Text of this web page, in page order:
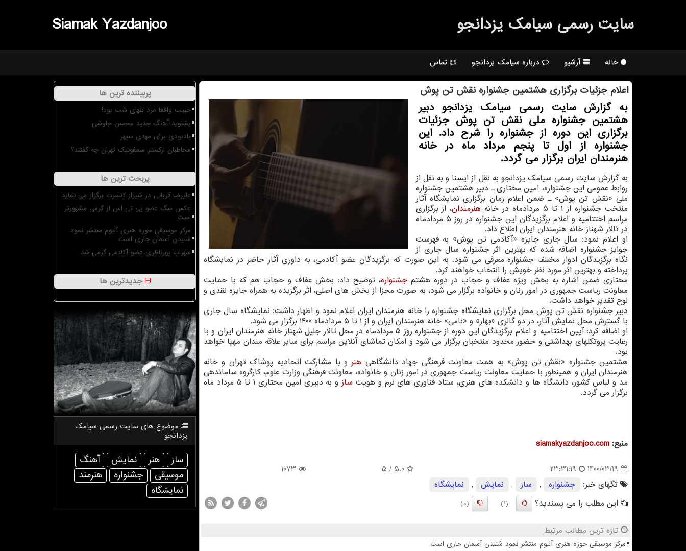
Siamak Yazdanjoo سایت رسمی سیامك یزدانجو
خانه آرشیو درباره سیامک یزدانجو تماس
اعلام جزئیات برگزاری هشتمین جشنواره نقش تن پوش
به گزارش سایت رسمی سیامک یزدانجو دبیر
هشتمین جشنواره ملی نقش تن پوش جزئیات
برگزاری این دوره از جشنواره را شرح داد. این
جشنواره از اول تا پنجم مرداد ماه در خانه
هنرمندان ایران برگزار می گردد.
به گزارش سایت رسمی سیامک یزدانجو به نقل از ایسنا و به نقل از
روابط عمومی این جشنواره، امین مختاری ـ دبیر هشتمین جشنواره
ملی «نقش تن پوش» ـ ضمن اعلام زمان برگزاری نمایشگاه آثار
منتخب جشنواره از ۱ تا ۵ مردادماه در خانه
هنرمندان، از برگزاری
مراسم اختتامیه و اعلام برگزیدگان این جشنواره در روز ۵ مردادماه
در تالار شهناز خانه هنرمندان ایران اطلاع داد.
او اعلام نمود: سال جاری جایزه «آکادمی تن پوش» به فهرست
جوایز جشنواره اضافه شده که بهترین اثر جشنواره سال جاری از
نگاه برگزیدگان ادوار مختلف جشنواره معرفی می شود. به این صورت که برگزیدگان عضو آکادمی، به داوری آثار حاضر در نمایشگاه
پرداخته و بهترین اثر مورد نظر خویش را انتخاب خواهند کرد.
مختاری ضمن اشاره به بخش ویژه عفاف و حجاب در دوره هشتم جشنواره، توضیح داد: بخش عفاف و حجاب هم که با حمایت
معاونت ریاست جمهوری در امور زنان و خانواده برگزار می شود، به صورت مجزا از بخش های اصلی، اثر برگزیده به همراه جایزه نقدی و
لوح تقدیر خواهد داشت.
دبیر جشنواره نقش تن پوش محل برگزاری نمایشگاه جشنواره را خانه هنرمندان ایران اعلام نمود و اظهار داشت: نمایشگاه سال جاری
با گسترش محل نمایش آثار، در دو گالری «بهار» و «نامی» خانه هنرمندان ایران و از ۱ تا ۵ مردادماه ۱۴۰۰ برگزار می شود.
او اضافه کرد: آیین اختتامیه و اعلام برگزیدگان این دوره از جشنواره روز ۵ مردادماه در محل تالار جلیل شهناز خانه هنرمندان ایران و با
رعایت پروتکلهای بهداشتی و حضور محدود منتخبان برگزار می شود و امکان تماشای آنلاین مراسم برای سایر علاقه مندان مهیا خواهد
بود.
هشتمین جشنواره «نقش تن پوش» به همت معاونت فرهنگی جهاد دانشگاهی هنرو با مشارکت اتحادیه پوشاک تهران و خانه
هنرمندان ایران و همینطور با حمایت معاونت ریاست جمهوری در امور زنان و خانواده، معاونت فرهنگی وزارت علوم، کارگروه ساماندهی
مد و لباس کشور، دانشگاه ها و دانشکده های هنری، ستاد فناوری های نرم و هویت ساز
و به دبیری امین مختاری ۱ تا ۵ مرداد ماه
برگزار می گردد.
منبع: siamakyazdanjoo.com
1400/03/19
23:31:19
5.0
/ 5
1073
تگهای خبر:
جشنواره , ساز , نمایش ,
نمایشگاه
این مطلب را می پسندید؟
(1)
(0)
تازه ترین مطالب مرتبط
مرکز موسیقی حوزه هنری آلبوم منتشر نمود شنیدن آسمان جاری است
پربیننده ترین ها
حبیب واقعا مرد تنهای شب بود!
بشنوید آهنگ جدید محسن چاوشی
یادبودی برای مهدی سپهر
مخاطبان ارکستر سمفونیک تهران چه گفتند؟
پربحث ترین ها
علیرضا قربانی در شیراز کنسرت برگزار می نماید
عکس سگ عضو بی تی اس از گرمی مشهورتر
است
مرکز موسیقی حوزه هنری آلبوم منتشر نمود
شنیدن آسمان جاری است
سهراب پورناظری عضو آکادمی گرمی شد
جدیدترین ها
موضوع های سایت رسمی سیامك
یزدانجو
ساز هنر نمایش
آهنگ
موسیقی
جشنواره
هنرمند
نمایشگاه